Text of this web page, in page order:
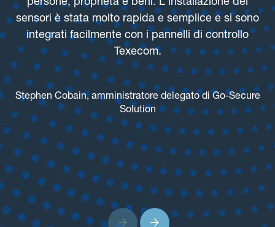
persone, proprietà e beni. L'installazione dei
sensori è stata molto rapida e semplice e si sono
integrati facilmente con i pannelli di controllo
Texecom.
Stephen Cobain, amministratore delegato di Go-Secure
Solution